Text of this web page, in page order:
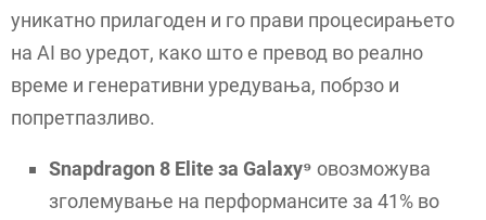
уникатно прилагоден и го прави процесирањето
на AI во уредот, како што е превод во реално
време и генеративни уредувања, побрзо и
попретпазливо.
Snapdragon 8 Eliteза Galaxy⁹ овозможува
зголемување на перформансите за 41% во